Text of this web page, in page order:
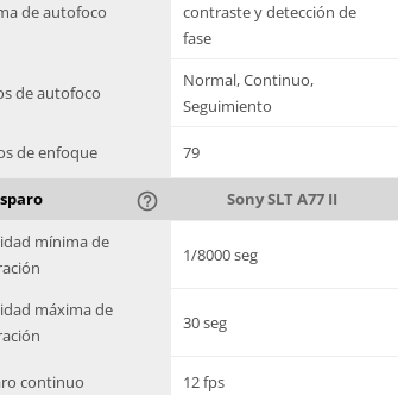
de autofoco
contraste y detección de
fase
de autofoco
Normal, Continuo,
Seguimiento
de enfoque 79
help_outline Sony SLT A77 II
mínima de
1/8000 seg
máxima de
30 seg
continuo 12 fps